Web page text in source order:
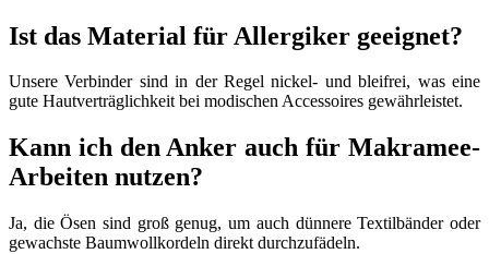
Ist das Material für Allergiker geeignet?
Unsere Verbinder sind in der Regel nickel- und bleifrei, was eine
gute Hautverträglichkeit bei modischen Accessoires gewährleistet.
Kann ich den Anker auch für Makramee-
Arbeiten nutzen?
Ja, die Ösen sind groß genug, um auch dünnere Textilbänder oder
gewachste Baumwollkordeln direkt durchzufädeln.